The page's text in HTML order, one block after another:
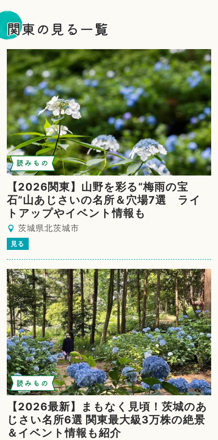
関東の見る一覧
読みもの
【2026関東】山野を彩る“梅雨の宝
石”山あじさいの名所＆穴場7選 ライ
トアップやイベント情報も
茨城県北茨城市
見る
読みもの
【2026最新】まもなく見頃！茨城のあ
じさい名所6選 関東最大級3万株の絶景
＆イベント情報も紹介